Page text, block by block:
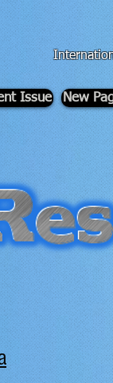
Issue New